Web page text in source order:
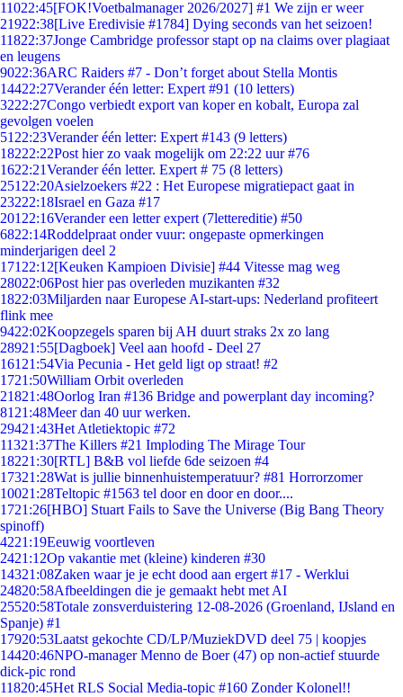
11022:45[FOK!Voetbalmanager 2026/2027] #1 We zijn er weer
21922:38[Live Eredivisie #1784] Dying seconds van het seizoen!
11822:37Jonge Cambridge professor stapt op na claims over plagiaat
en leugens
9022:36ARC Raiders #7 - Don’t forget about Stella Montis
14422:27Verander één letter: Expert #91 (10 letters)
3222:27Congo verbiedt export van koper en kobalt, Europa zal
gevolgen voelen
51 22:23Verander één letter: Expert #143 (9 letters)
18222:22Post hier zo vaak mogelijk om 22:22 uur #76
1622:21Verander één letter. Expert # 75 (8 letters)
251 22:20Asielzoekers #22 : Het Europese migratiepact gaat in
23222:18Israel en Gaza #17
201 22:16Verander een letter expert (7lettereditie) #50
6822:14Roddelpraat onder vuur: ongepaste opmerkingen
minderjarigen deel 2
171 22:12[Keuken Kampioen Divisie] #44 Vitesse mag weg
28022:06Post hier pas overleden muzikanten #32
1822:03Miljarden naar Europese AI-start-ups: Nederland profiteert
flink mee
9422:02Koopzegels sparen bij AH duurt straks 2x zo lang
28921:55[Dagboek] Veel aan hoofd - Deel 27
161 21:54Via Pecunia - Het geld ligt op straat! #2
1721:50William Orbit overleden
21821:48Oorlog Iran #136 Bridge and powerplant day incoming?
81 21:48Meer dan 40 uur werken.
29421:43Het Atletiektopic #72
11321:37The Killers #21 Imploding The Mirage Tour
18221:30[RTL] B&B vol liefde 6de seizoen #4
17321:28Wat is jullie binnenhuistemperatuur? #81 Horrorzomer
10021:28Teltopic #1563 tel door en door en door....
1721:26[HBO] Stuart Fails to Save the Universe (Big Bang Theory
spinoff)
4221:19Eeuwig voortleven
2421:12Op vakantie met (kleine) kinderen #30
14321:08Zaken waar je je echt dood aan ergert #17 - Werklui
24820:58Afbeeldingen die je gemaakt hebt met AI
25520:58Totale zonsverduistering 12-08-2026 (Groenland, IJsland en
Spanje) #1
17920:53Laatst gekochte CD/LP/MuziekDVD deel 75 | koopjes
14420:46NPO-manager Menno de Boer (47) op non-actief stuurde
dick-pic rond
11820:45Het RLS Social Media-topic #160 Zonder Kolonel!!